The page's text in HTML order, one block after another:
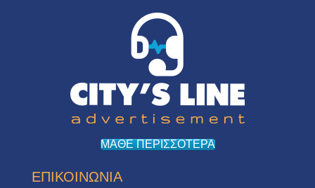
ΜΑΘΕ ΠΕΡΙΣΣΟΤΕΡΑ
ΕΠΙΚΟΙΝΩΝΙΑ